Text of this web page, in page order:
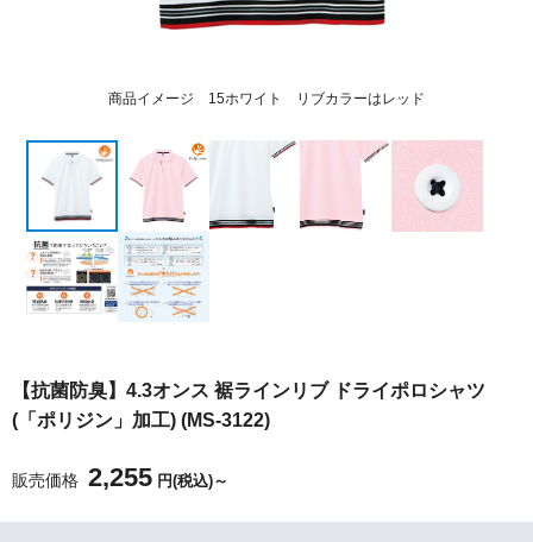
商品イメージ 15ホワイト リブカラーはレッド
【抗菌防臭】4.3オンス 裾ラインリブ ドライポロシャツ
(「ポリジン」加工) (MS-3122)
販売価格 2,255 円(税込)～